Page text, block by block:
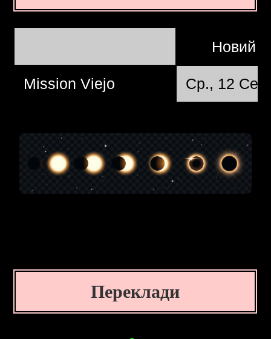
Новий
Mission Viejo Ср., 12
Переклади